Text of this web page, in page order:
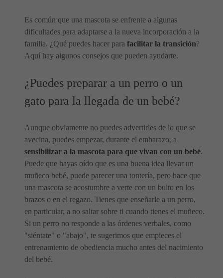
Es común que una mascota se enfrente a algunas
dificultades para adaptarse a la nueva incorporación a la
familia. ¿Qué puedes hacer para facilitar la transición?
Aquí hay algunos consejos que pueden ayudarte.
¿Puedes preparar a un perro o un
gato para la llegada de un bebé?
Aunque obviamente no puedes advertirles de lo que se
avecina, puedes empezar, durante el embarazo, a
sensibilizar a la mascota para que vivan con un bebé.
Puede que hayas oído que es una buena idea llevar un
muñeco bebé, puede parecer una tontería, pero hace que
una mascota se acostumbre a verte con un bulto en los
brazos o en el regazo. Tienes que enseñarle a un perro,
en particular, a no saltar sobre ti cuando tienes el muñeco.
Si un perro no responde a las órdenes verbales, como
"siéntate" o "abajo", te sugerimos que empieces el
entrenamiento de obediencia mucho antes del nacimiento
del bebé.